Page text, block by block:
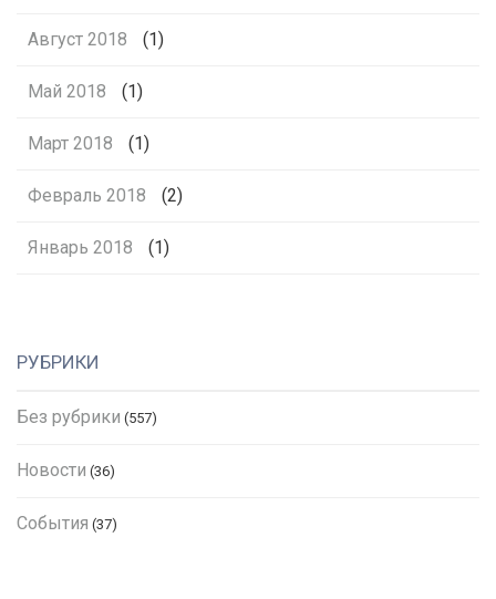
Август 2018 (1)
Май 2018 (1)
Март 2018 (1)
Февраль 2018 (2)
Январь 2018 (1)
РУБРИКИ
Без рубрики (557)
Новости (36)
События (37)